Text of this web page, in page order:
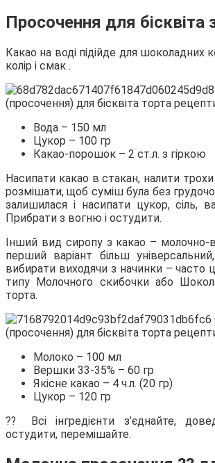
Просочення для бісквіта
Какао на воді підійде для шоколадних
колір і смак .
Вода – 150 мл
Цукор – 100 гр
Какао-порошок – 2 ст.л. з гіркою
Насипати какао в стакан, налити
розмішати, щоб суміш була без
залишилася і насипати цукор, сіль,
Прибрати з вогню і остудити.
Інший вид сиропу з какао –
перший варіант більш
вибирати виходячи з начинки – часто
типу Молочного скибочки або
торта.
Молоко – 100 мл
Вершки 33-35% – 60 гр
Якісне какао – 4 ч.л. (20 гр)
Цукор – 120 гр
⁇ Всі інгредієнти з’єднайте,
остудити, перемішайте.